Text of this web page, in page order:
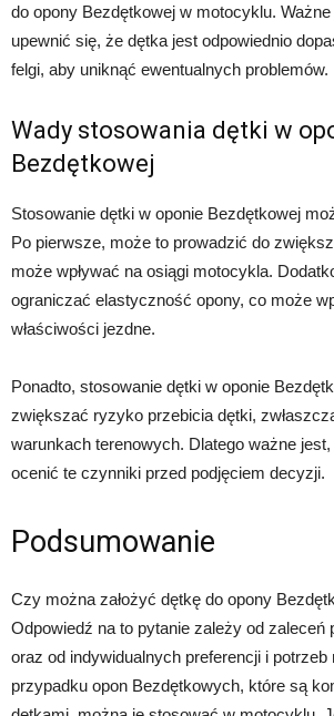
do opony Bezdętkowej w motocyklu.
upewnić się, że dętka jest odpowiednio
felgi, aby uniknąć ewentualnych problemów.
Wady stosowania dętki w
Bezdętkowej
Stosowanie dętki w oponie Bezdętkowej
Po pierwsze, może to prowadzić do
może wpływać na osiągi motocykla.
ograniczać elastyczność opony, co może
właściwości jezdne.
Ponadto, stosowanie dętki w oponie
zwiększać ryzyko przebicia dętki,
warunkach terenowych. Dlatego ważne jest,
ocenić te czynniki przed podjęciem decyzji.
Podsumowanie
Czy można założyć dętkę do opony
Odpowiedź na to pytanie zależy od zaleceń
oraz od indywidualnych preferencji i
przypadku opon Bezdętkowych, które są